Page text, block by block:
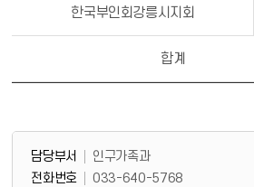
한국부인회강릉시지회
합계
담당부서 정보 담당부서 정보
담당부서
인구가족과
전화번호
033-640-5768